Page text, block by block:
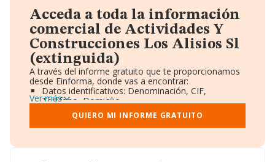
Acceda a toda la información
comercial de Actividades Y
Construcciones Los Alisios Sl
(extinguida)
A través del informe gratuito que te proporcionamos
desde Einforma, donde vas a encontrar:
Datos identificativos: Denominación, CIF,
Teléfono, Domicilio.
Informe Mercantil Completo (BORME).
Gráficos de Evolución Ventas y Empleados.
Consejo de Administración y Administradores.
Accionistas.
Ver más
QUIERO MI INFORME GRATUITO